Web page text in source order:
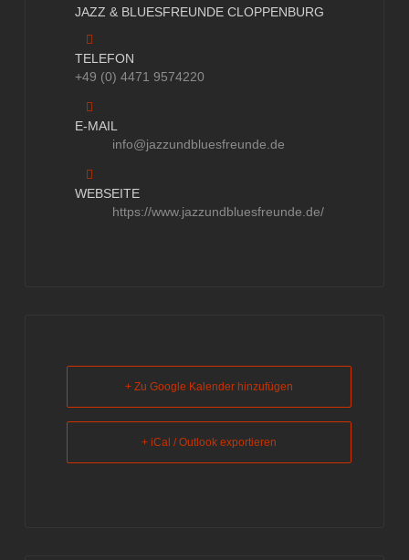
JAZZ & BLUESFREUNDE CLOPPENBURG
TELEFON
+49 (0) 4471 9574220
E-MAIL
info@jazzundbluesfreunde.de
WEBSEITE
https://www.jazzundbluesfreunde.de/
+ Zu Google Kalender hinzufügen
+ iCal / Outlook exportieren